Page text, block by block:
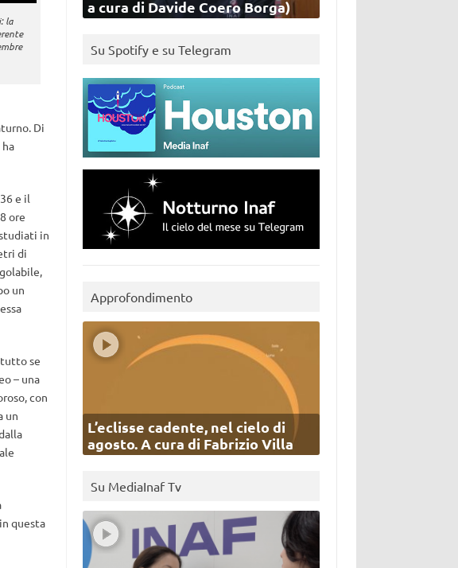
la
Di
e il
ore
in
di
un
se
– una
con
un
questa
a cura di Davide Coero Borga)
Su Spotify e su Telegram
Approfondimento
L’eclisse cadente, nel cielo di
agosto. A cura di Fabrizio Villa
Su MediaInaf Tv